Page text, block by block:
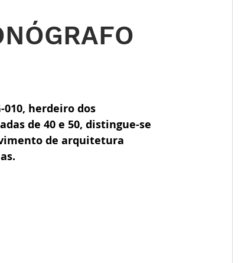
herdeiro dos
de 40 e 50, distingue-se
de arquitetura